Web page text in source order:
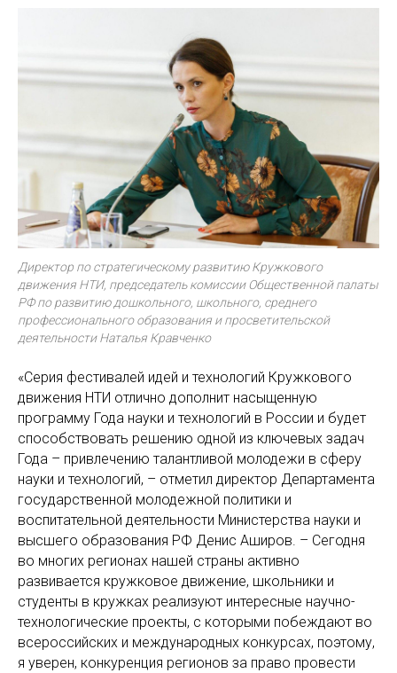
Директор по стратегическому развитию Кружкового
движения НТИ, председатель комиссии Общественной палаты
РФ по развитию дошкольного, школьного, среднего
профессионального образования и просветительской
деятельности Наталья Кравченко
«Серия фестивалей идей и технологий Кружкового
движения НТИ отлично дополнит насыщенную
программу Года науки и технологий в России и будет
способствовать решению одной из ключевых задач
Года – привлечению талантливой молодежи в сферу
науки и технологий, – отметил директор Департамента
государственной молодежной политики и
воспитательной деятельности Министерства науки и
высшего образования РФ Денис Аширов. – Сегодня
во многих регионах нашей страны активно
развивается кружковое движение, школьники и
студенты в кружках реализуют интересные научно-
технологические проекты, с которыми побеждают во
всероссийских и международных конкурсах, поэтому,
я уверен, конкуренция регионов за право провести